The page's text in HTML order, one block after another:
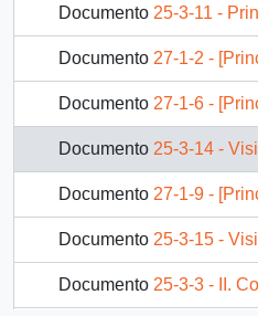
Documento 25-3-11 -
Documento 27-1-2 - [Principales
Documento 27-1-6 - [Principales
Documento 25-3-14 - Visita de S.E. El
Documento 27-1-9 - [Principales
Documento 25-3-15 - Visita de S.E. El
Documento 25-3-3 - II.